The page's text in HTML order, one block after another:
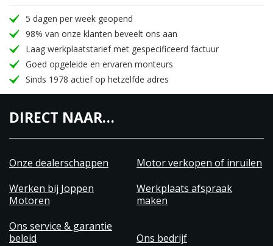
5 dagen per week geopend
98% van onze klanten beveelt ons aan
Laag werkplaatstarief met gespecificeerd factuur
Goed opgeleide en ervaren monteurs
Sinds 1978 actief op hetzelfde adres
DIRECT NAAR…
Onze dealerschappen
Motor verkopen of inruilen
Werken bij Joppen
Motoren
Werkplaats afspraak
maken
Ons service & garantie
beleid
Ons bedrijf